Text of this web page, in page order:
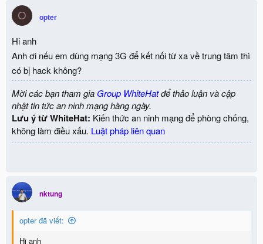
O opter
Hi anh
Anh ơi nếu em dùng mạng 3G để kết nối từ xa về trung tâm thì
có bị hack không?
Mời các bạn tham gia Group WhiteHatđể thảo luận và cập
nhật tin tức an ninh mạng hàng ngày.
Lưu ý từ WhiteHat: Kiến thức an ninh mạng để phòng chống,
không làm điều xấu. Luật pháp liên quan
nktung
opter đã viết:
Hi anh